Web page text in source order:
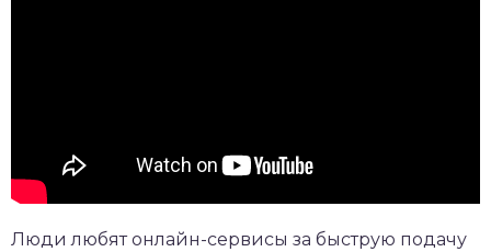
Люди любят онлайн-сервисы за быструю подачу